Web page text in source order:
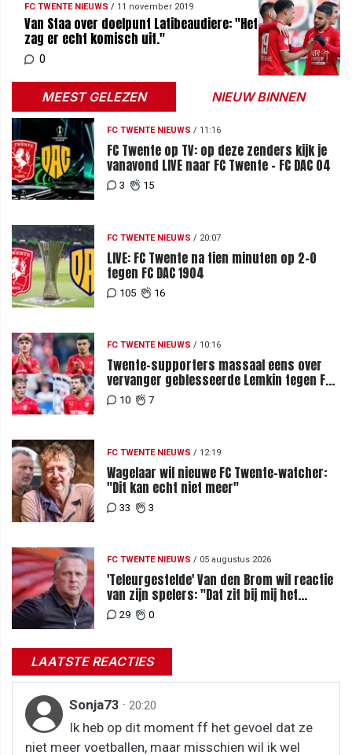
FC TWENTE NIEUWS / 11 november 2019
Van Staa over doelpunt Latibeaudiere: "Het
zag er echt komisch uit."
0
MEEST GELEZEN NIEUW BINNEN
FC TWENTE NIEUWS / 11:16
FC Twente op TV: op deze zenders kijk je
vanavond LIVE naar FC Twente - FC DAC 04
3 15
FC TWENTE NIEUWS / 20:07
LIVE: FC Twente na tien minuten op 2-0
tegen FC DAC 1904
105 16
FC TWENTE NIEUWS / 10:16
Twente-supporters massaal eens over
vervanger geblesseerde Lemkin tegen FC
DAC 04
10 7
FC TWENTE NIEUWS / 12:19
Wagelaar wil nieuwe FC Twente-watcher:
"Dit kan echt niet meer"
33 3
FC TWENTE NIEUWS / 05 augustus 2026
'Teleurgestelde' Van den Brom wil reactie
van zijn spelers: "Dat zit bij mij het
meeste diep"
29 0
LAATSTE REACTIES
Sonja73 · 20:20
Ik heb op dit moment ff het gevoel dat ze
niet meer voetballen, maar misschien wil ik wel